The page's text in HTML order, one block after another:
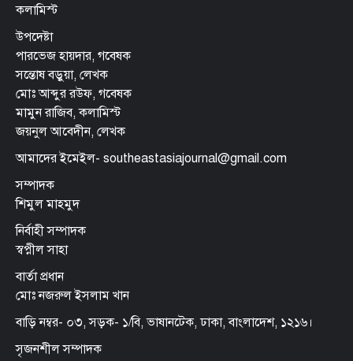
কলামিস্ট
উপদেষ্টা
পারভেজ হায়দার, গবেষক
সন্তোষ বড়ুয়া, লেখক
মোঃ আব্দুর রউফ, গবেষক
মামুন রাজিব, কলামিস্ট
জয়নুল আবেদীন, লেখক
আমাদের ইমেইল- southeastasiajournal@gmail.com
সম্পাদক
শিমুল মাহমুদ
নির্বাহী সম্পাদক
স্বপ্নীল সাহা
বার্তা প্রধান
মোঃ নজরুল ইসলাম খান
বাড়ি নম্বর- ০৩, সড়ক- ১/বি, ভাষানটেক, ঢাকা, বাংলাদেশ, ১২১৬।
সৃজনশীল সম্পাদক